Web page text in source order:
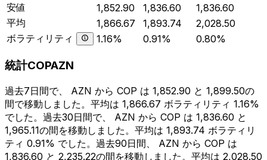
安値
1,852.90 1,836.60
1,836.60
平均
1,866.67 1,893.74
2,028.50
ボラティリティ
1.16% 0.91% 0.80%
統計COPAZN
過去7日間で、 AZN から COP は 1,852.90 と 1,899.50の
間で移動しました。平均は 1,866.67 ボラティリティ 1.16%
でした。過去30日間で、 AZN から COP は 1,836.60 と
1,965.11の間を移動しました。平均は 1,893.74 ボラティリ
ティ 0.91% でした。過去90日間、 AZN から COP は
1,836.60 と 2,235.22の間を移動しました。平均は 2,028.50